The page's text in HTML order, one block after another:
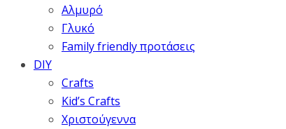
Αλμυρό
Γλυκό
Family friendly προτάσεις
DIY
Crafts
Kid’s Crafts
Χριστούγεννα